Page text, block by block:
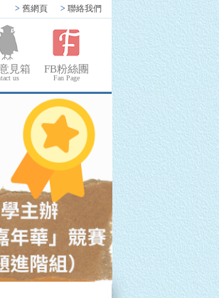
> 舊網頁 > 聯絡我們
見箱
us
FB粉絲團
Fan Page